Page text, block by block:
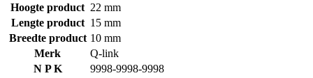
Hoogte product 22 mm
Lengte product 15 mm
Breedte product 10 mm
Merk
Q-link
N P K
9998-9998-9998